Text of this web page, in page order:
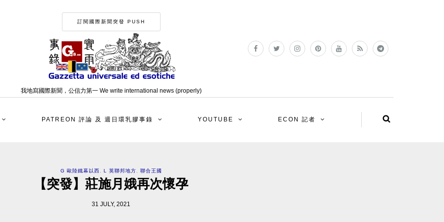
訂閱國際新聞突發 PUSH
我地寫國際新聞，公信力第一 We write international news (properly)
PATREON 評論 及 週日環乳膠事錄 YOUTUBE ECON 記者
G 歐陸鐵幕以西 L 英聯邦地方 聯合王國
【突發】莊施月娥再次懷孕
31 JULY, 2021